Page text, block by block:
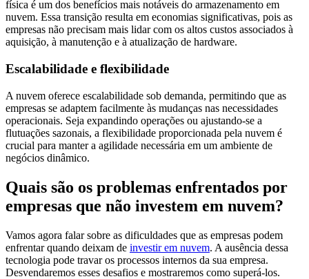
física é um dos benefícios mais notáveis do armazenamento em
nuvem. Essa transição resulta em economias significativas, pois as
empresas não precisam mais lidar com os altos custos associados à
aquisição, à manutenção e à atualização de hardware.
Escalabilidade e flexibilidade
A nuvem oferece escalabilidade sob demanda, permitindo que as
empresas se adaptem facilmente às mudanças nas necessidades
operacionais. Seja expandindo operações ou ajustando-se a
flutuações sazonais, a flexibilidade proporcionada pela nuvem é
crucial para manter a agilidade necessária em um ambiente de
negócios dinâmico.
Quais são os problemas enfrentados por
empresas que não investem em nuvem?
Vamos agora falar sobre as dificuldades que as empresas podem
enfrentar quando deixam de investir em nuvem. A ausência dessa
tecnologia pode travar os processos internos da sua empresa.
Desvendaremos esses desafios e mostraremos como superá-los.